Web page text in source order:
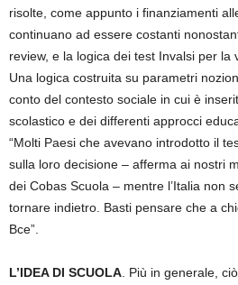
risolte, come appunto i finanziamenti
continuano ad essere costanti
review, e la logica dei test Invalsi per la
Una logica costruita su parametri
conto del contesto sociale in cui è
scolastico e dei differenti approcci
“Molti Paesi che avevano introdotto il
sulla loro decisione – afferma ai nostri
dei Cobas Scuola – mentre l’Italia non
tornare indietro. Basti pensare che a
Bce”.
L’IDEA DI SCUOLA . Più in generale,